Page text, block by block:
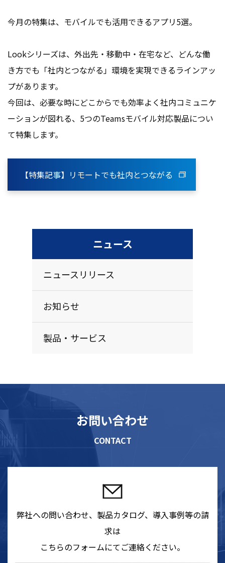
今月の特集は、モバイルでも活用できるアプリ5選。
Lookシリーズは、外出先・移動中・在宅など、どんな働
き方でも「社内とつながる」環境を実現できるラインアッ
プがあります。
今回は、必要な時にどこからでも効率よく社内コミュニケ
ーションが図れる、5つのTeamsモバイル対応製品につい
て特集します。
【特集記事】リモートでも社内とつながる
ニュース
ニュースリリース
お知らせ
製品・サービス
お問い合わせ
CONTACT
弊社への問い合わせ、製品カタログ、導入事例等の請
求は
こちらのフォームにてご連絡ください。